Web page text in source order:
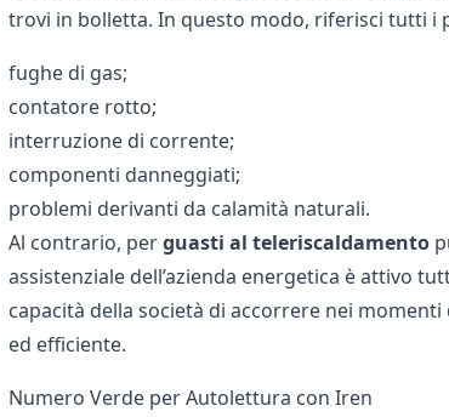
trovi in bolletta. In questo modo, riferisci tutti i
fughe di gas;
contatore rotto;
interruzione di corrente;
componenti danneggiati;
problemi derivanti da calamità naturali.
Al contrario, perguasti al teleriscaldamento
assistenziale dell’azienda energetica è attivo
capacità della società di accorrere nei
ed efficiente.
Numero Verde per Autolettura con Iren